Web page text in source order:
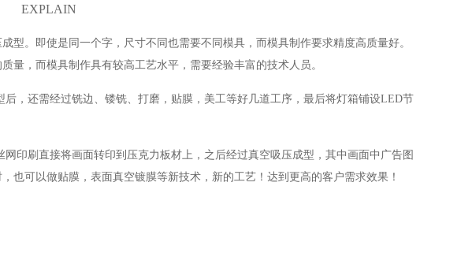
EXPLAIN
。即使是同一个字，尺寸不同也需要不同模具，而模具制作要求精度高质量好。
量，而模具制作具有较高工艺水平，需要经验丰富的技术人员。
还需经过铣边、镂铣、打磨，贴膜，美工等好几道工序，最后将灯箱铺设LED节
刷直接将画面转印到压克力板材上，之后经过真空吸压成型，其中画面中广告图
也可以做贴膜，表面真空镀膜等新技术，新的工艺！达到更高的客户需求效果！